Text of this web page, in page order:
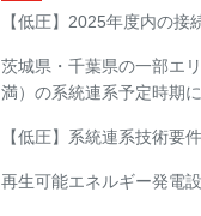
【低圧】2025年度内の
茨城県・千葉県の一部エ
満）の系統連系予定時期
【低圧】系統連系技術要
再生可能エネルギー発電